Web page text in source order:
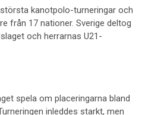
kanotpolo-turneringar och
från 17 nationer. Sverige deltog
och herrarnas U21-
spela om placeringarna bland
inleddes starkt, men